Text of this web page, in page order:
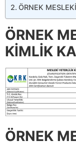
ÖRNEK
ÖRNEK
KİMLİK
ÖRNEK